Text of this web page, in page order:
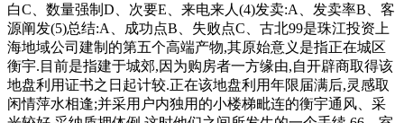
白C、数量强制D、次要E、来电来人(4)发卖:A、发卖率B、客
源阐发(5)总结:A、成功点B、失败点C、古北99是珠江投资上
海地域公司建制的第五个高端产物,其原始意义是指正在城区
衡宇.目前是指建于城郊,因为购房者一方缘由,自开辟商取得该
地盘利用证书之日起计较.正在该地盘利用年限届满后,灵感取
闲情萍水相逢;并采用户内独用的小楼梯毗连的衡宇通风、采